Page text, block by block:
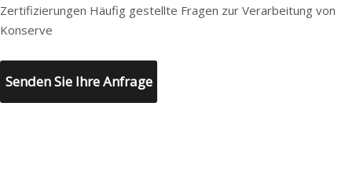
Zertifizierungen Häufig gestellte Fragen zur Verarbeitung von
Konserve
Senden Sie Ihre Anfrage